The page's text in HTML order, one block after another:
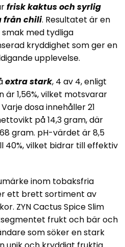
frisk kaktus och syrlig
från chili. Resultatet är en
med tydliga
kryddighet som ger en
upplevelse.
extra stark, 4 av 4,enligt
är1,56%, vilket motsvarar
Varje dosa innehåller21
på14,3 gram, där
gram. pH-värdet är8,5
40%, vilket bidrar till effektiv
inom tobaksfria
ett brett sortiment av
ZYN Cactus Spice Slim
frukt och bär och
som söker en stark